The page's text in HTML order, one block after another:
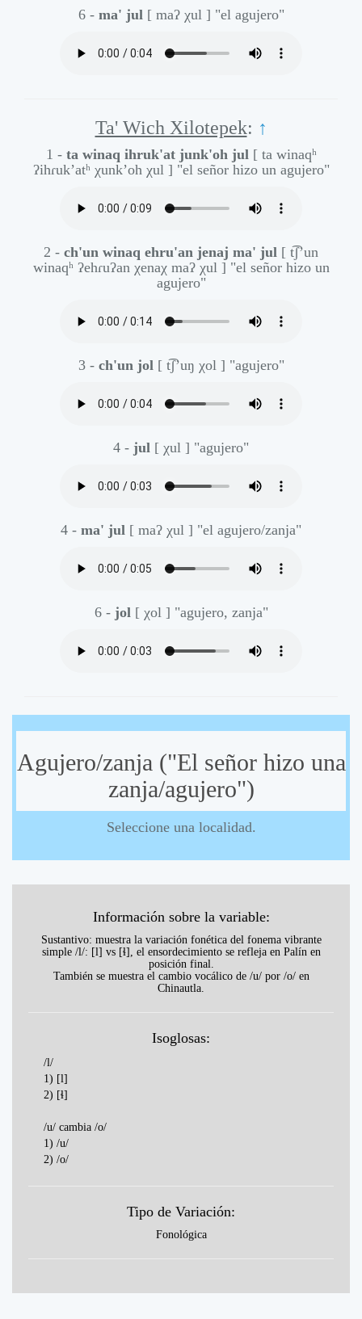
6 - ma' jul [ maʔ χul ] "el agujero"
Ta' Wich Xilotepek: ↑
1 - ta winaq ihruk'at junk'oh jul [ ta winaqʰ
ʔihɾuk’atʰ χunk’oh χul ] "el señor hizo un agujero"
2 - ch'un winaq ehru'an jenaj ma' jul [ t͡ʃ’un
winaqʰ ʔehɾuʔan χenaχ maʔ χul ] "el señor hizo un
agujero"
3 - ch'un jol [ t͡ʃ’uŋ χol ] "agujero"
4 - jul [ χul ] "agujero"
4 - ma' jul [ maʔ χul ] "el agujero/zanja"
6 - jol [ χol ] "agujero, zanja"
Agujero/zanja ("El señor hizo una
zanja/agujero")
Seleccione una localidad.
Información sobre la variable:
Sustantivo: muestra la variación fonética del fonema vibrante
simple /l/: [l] vs [ɬ], el ensordecimiento se refleja en Palín en
posición final.
También se muestra el cambio vocálico de /u/ por /o/ en
Chinautla.
Isoglosas:
/l/
1) [l]
2) [ɬ]
/u/ cambia /o/
1) /u/
2) /o/
Tipo de Variación:
Fonológica